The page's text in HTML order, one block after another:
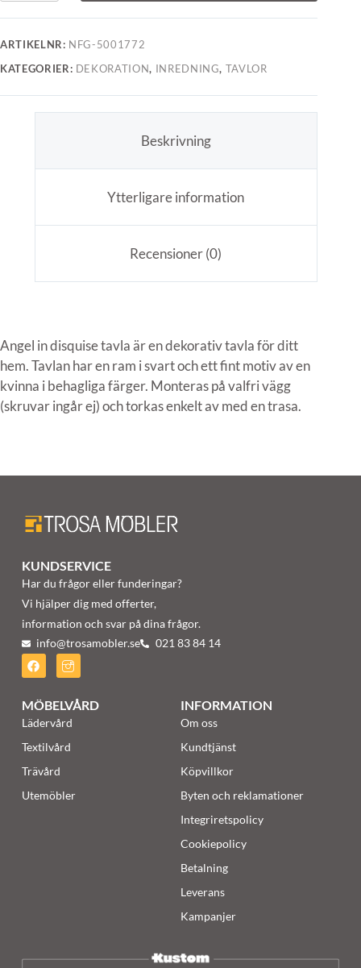
ARTIKELNR: NFG-5001772
KATEGORIER: DEKORATION, INREDNING, TAVLOR
Beskrivning
Ytterligare information
Recensioner (0)
Angel in disquise tavla är en dekorativ tavla för ditt
hem. Tavlan har en ram i svart och ett fint motiv av en
kvinna i behagliga färger. Monteras på valfri vägg
(skruvar ingår ej) och torkas enkelt av med en trasa.
KUNDSERVICE
Har du frågor eller funderingar?
Vi hjälper dig med offerter,
information och svar på dina frågor.
info@trosamobler.se 021 83 84 14
MÖBELVÅRD
Lädervård
Textilvård
Trävård
Utemöbler
INFORMATION
Om oss
Kundtjänst
Köpvillkor
Byten och reklamationer
Integriretspolicy
Cookiepolicy
Betalning
Leverans
Kampanjer